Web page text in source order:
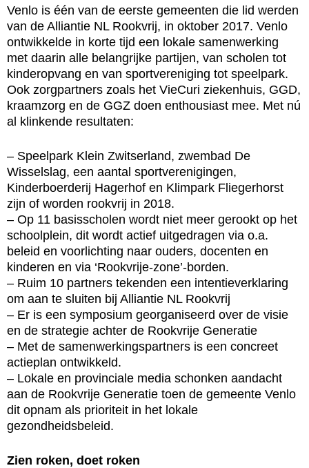
Venlo is één van de eerste gemeenten die lid werden
van de Alliantie NL Rookvrij, in oktober 2017. Venlo
ontwikkelde in korte tijd een lokale samenwerking
met daarin alle belangrijke partijen, van scholen tot
kinderopvang en van sportvereniging tot speelpark.
Ook zorgpartners zoals het VieCuri ziekenhuis, GGD,
kraamzorg en de GGZ doen enthousiast mee. Met nú
al klinkende resultaten:
– Speelpark Klein Zwitserland, zwembad De
Wisselslag, een aantal sportverenigingen,
Kinderboerderij Hagerhof en Klimpark Fliegerhorst
zijn of worden rookvrij in 2018.
– Op 11 basisscholen wordt niet meer gerookt op het
schoolplein, dit wordt actief uitgedragen via o.a.
beleid en voorlichting naar ouders, docenten en
kinderen en via ‘Rookvrije-zone’-borden.
– Ruim 10 partners tekenden een intentieverklaring
om aan te sluiten bij Alliantie NL Rookvrij
– Er is een symposium georganiseerd over de visie
en de strategie achter de Rookvrije Generatie
– Met de samenwerkingspartners is een concreet
actieplan ontwikkeld.
– Lokale en provinciale media schonken aandacht
aan de Rookvrije Generatie toen de gemeente Venlo
dit opnam als prioriteit in het lokale
gezondheidsbeleid.
Zien roken, doet roken